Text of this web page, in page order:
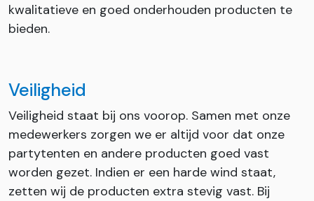
kwalitatieve en goed onderhouden producten te
bieden.
Veiligheid
Veiligheid staat bij ons voorop. Samen met onze
medewerkers zorgen we er altijd voor dat onze
partytenten en andere producten goed vast
worden gezet. Indien er een harde wind staat,
zetten wij de producten extra stevig vast. Bij